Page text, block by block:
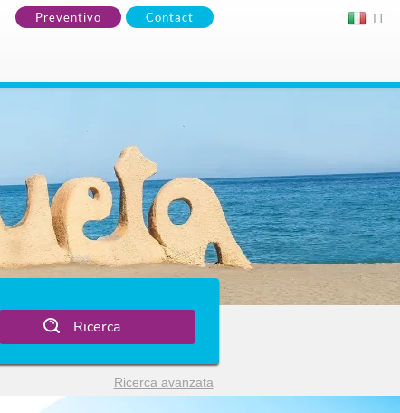
Preventivo Contact IT
Ricerca
Ricerca avanzata